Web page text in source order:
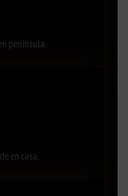
península.
en casa.